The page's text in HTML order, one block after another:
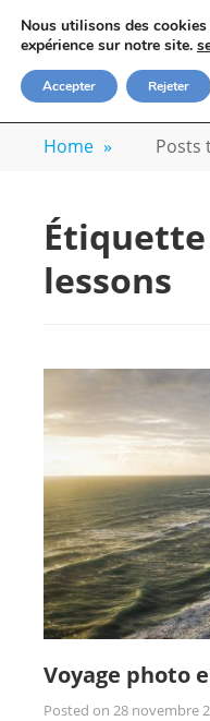
content
VOYAGE-
Apprenez la photo avec
professionnel
Home » Posts
Étiquette
lessons
Voyage photo
Posted on 28 novembre
Nous utilisons des
expérience sur notre site.
Accepter Rejeter